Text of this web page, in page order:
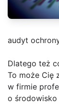
audyt
Dlatego też
To może Cię
w firmie
o środowisko